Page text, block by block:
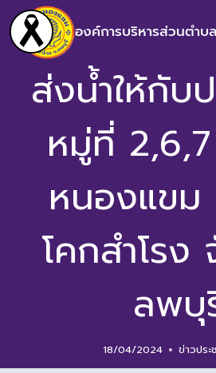
องค์การบริหารส่วนตำ
ส่งน้ำให้กับ
หมู่ที่
หนองแขม
โคกสำโรง
ลพบุ
18/04/2024 ข่าวปร